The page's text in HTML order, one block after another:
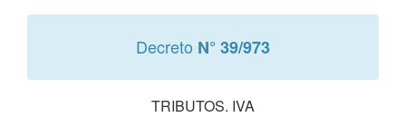
Decreto N° 39/973
TRIBUTOS. IVA